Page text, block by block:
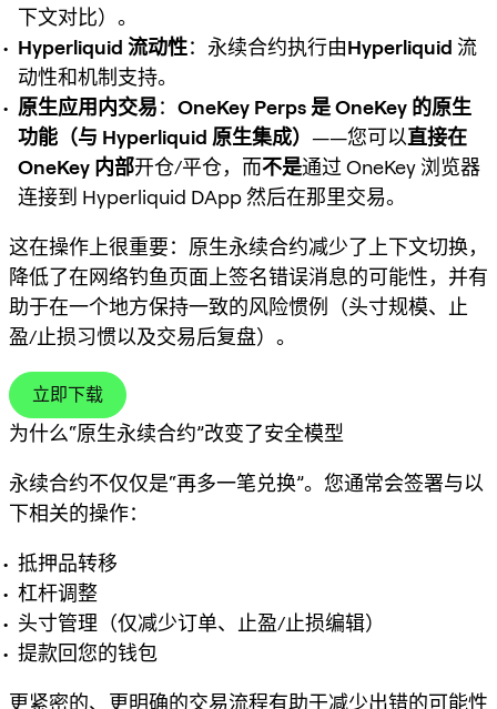
下文对比）。
Hyperliquid 流动性：永续合约执行由Hyperliquid 流
动性和机制支持。
原生应用内交易： OneKey Perps 是 OneKey 的原生
功能（与 Hyperliquid 原生集成） ——您可以直接在
OneKey 内部开仓/平仓，而不是通过 OneKey 浏览器
连接到 Hyperliquid DApp 然后在那里交易。
这在操作上很重要：原生永续合约减少了上下文切换，
降低了在网络钓鱼页面上签名错误消息的可能性，并有
助于在一个地方保持一致的风险惯例（头寸规模、止
盈/止损习惯以及交易后复盘）。
立即下载
为什么“原生永续合约”改变了安全模型
永续合约不仅仅是“再多一笔兑换”。您通常会签署与以
下相关的操作：
抵押品转移
杠杆调整
头寸管理（仅减少订单、止盈/止损编辑）
提款回您的钱包
更紧密的、更明确的交易流程有助于减少出错的可能性